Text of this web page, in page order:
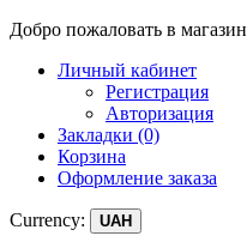
Добро пожаловать в магазин
Личный кабинет
Регистрация
Авторизация
Закладки (0)
Корзина
Оформление заказа
Currency: UAH